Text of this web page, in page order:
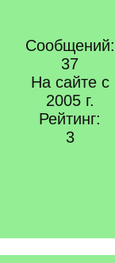
Сообщений:
37
На сайте с
2005 г.
Рейтинг:
3